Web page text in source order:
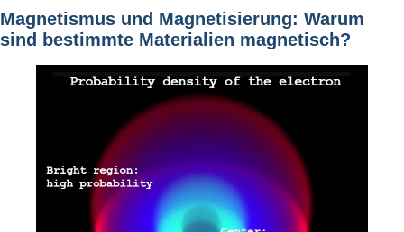
Magnetismus und Magnetisierung: Warum
sind bestimmte Materialien magnetisch?